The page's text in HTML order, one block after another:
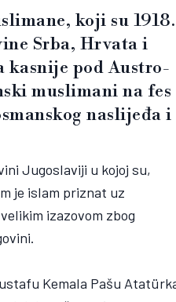
koji su 1918.
Srba, Hrvata i
kasnije pod Austro-
muslimani na fes
naslijeđa i
Jugoslaviji u kojoj su,
je islam priznat uz
izazovom zbog
Kemala Pašu